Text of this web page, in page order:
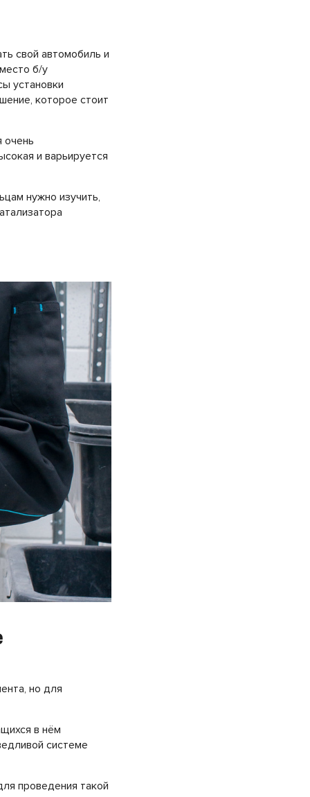
свой автомобиль и
б/у
установки
которое стоит
очень
и варьируется
нужно изучить,
но для
в нём
системе
проведения такой